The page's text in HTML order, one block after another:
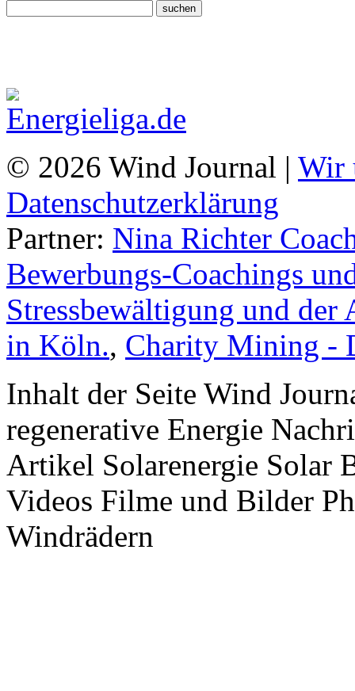
© 2026 Wind Journal | Wir
Datenschutzerklärung
Partner: Nina Richter
Bewerbungs-Coachings
Stressbewältigung und
in Köln., Charity Mining -
Inhalt der Seite Wind
regenerative Energie
Artikel Solarenergie Solar
Videos Filme und Bilder
Windrädern